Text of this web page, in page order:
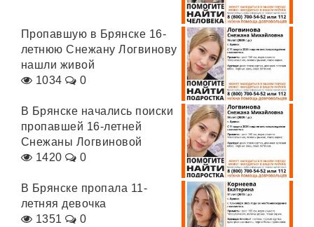
Пропавшую в Брянске 16-
летнюю Снежану Логвинову
нашли живой
1034
0
В Брянске начались поиски
пропавшей 16-летней
Снежаны Логвиновой
1420
0
В Брянске пропала 11-
летняя девочка
1351
0